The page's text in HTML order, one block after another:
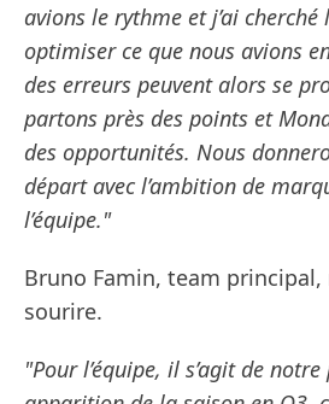
avions le rythme et j’ai
optimiser ce que nous avions
des erreurs peuvent alors se
partons près des points et
des opportunités. Nous
départ avec l’ambition de
l’équipe."
Bruno Famin, team
sourire.
"Pour l’équipe, il s’agit de